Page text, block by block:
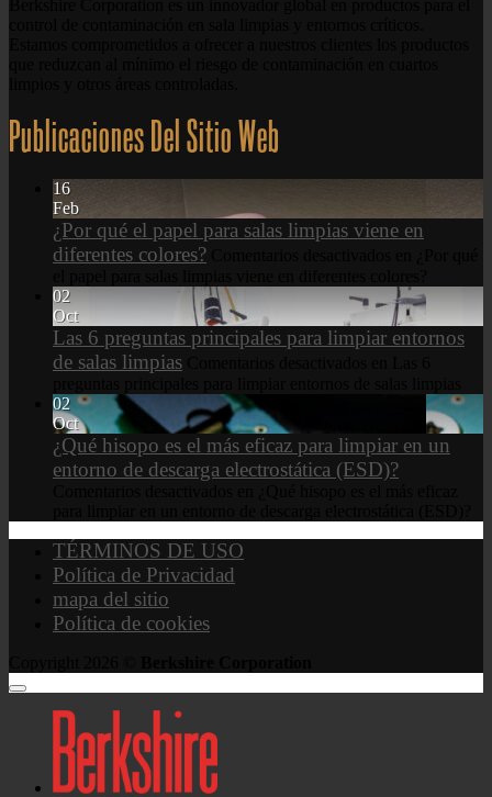
Publicaciones Del Sitio Web
16
Feb
¿Por qué el papel para salas limpias viene en
diferentes colores?
02
Oct
Las 6 preguntas principales para limpiar entornos
de salas limpias
02
Oct
¿Qué hisopo es el más eficaz para limpiar en un
entorno de descarga electrostática (ESD)?
TÉRMINOS DE USO
Política de Privacidad
mapa del sitio
Política de cookies